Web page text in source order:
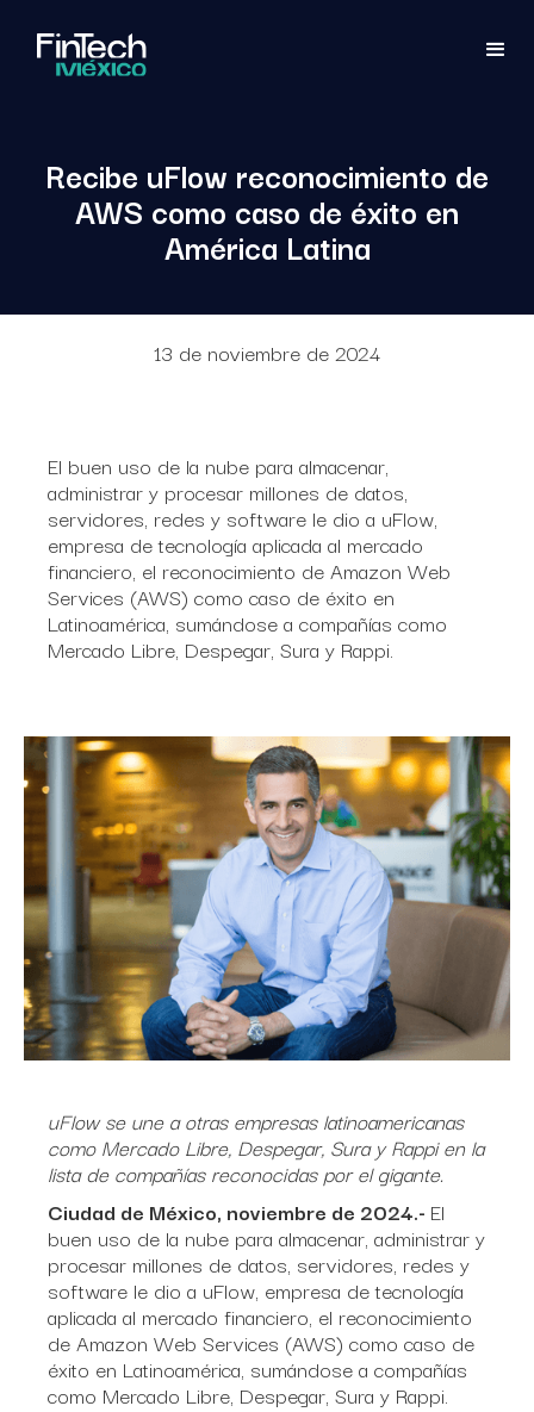
Recibe uFlow reconocimiento de
AWS como caso de éxito en
América Latina
13 de noviembre de 2024
El buen uso de la nube para almacenar,
administrar y procesar millones de datos,
servidores, redes y software le dio a uFlow,
empresa de tecnología aplicada al mercado
financiero, el reconocimiento de Amazon Web
Services (AWS) como caso de éxito en
Latinoamérica, sumándose a compañías como
Mercado Libre, Despegar, Sura y Rappi.
uFlow se une a otras empresas latinoamericanas
como Mercado Libre, Despegar, Sura y Rappi en la
lista de compañías reconocidas por el gigante.
Ciudad de México, noviembre de 2024.- El
buen uso de la nube para almacenar, administrar y
procesar millones de datos, servidores, redes y
software le dio a uFlow, empresa de tecnología
aplicada al mercado financiero, el reconocimiento
de Amazon Web Services (AWS) como caso de
éxito en Latinoamérica, sumándose a compañías
como Mercado Libre, Despegar, Sura y Rappi.